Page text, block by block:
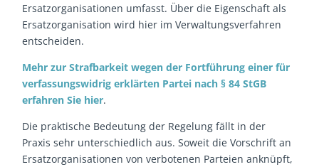
Ersatzorganisationen umfasst. Über die Eigenschaft als
Ersatzorganisation wird hier im Verwaltungsverfahren
entscheiden.
Mehr zur Strafbarkeit wegen der Fortführung einer für
verfassungswidrig erklärten Partei nach § 84 StGB
erfahren Sie hier.
Die praktische Bedeutung der Regelung fällt in der
Praxis sehr unterschiedlich aus. Soweit die Vorschrift an
Ersatzorganisationen von verbotenen Parteien anknüpft,